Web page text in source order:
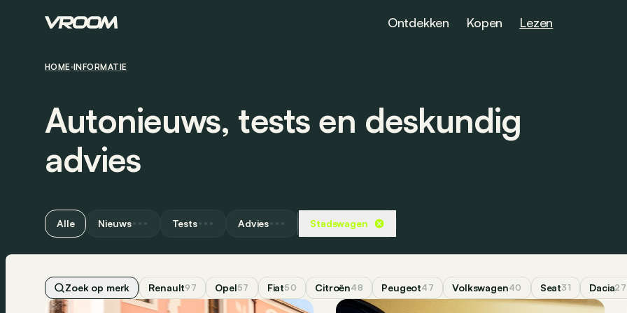
Ontdekken Kopen Lezen
HOME INFORMATIE
Autonieuws, tests en deskundig
advies
Alle Nieuws Tests Advies Stadswagen
Zoek op merk Renault97 Opel57 Fiat50 Citroën48 Peugeot47 Volkswagen40 Seat31 Dacia27